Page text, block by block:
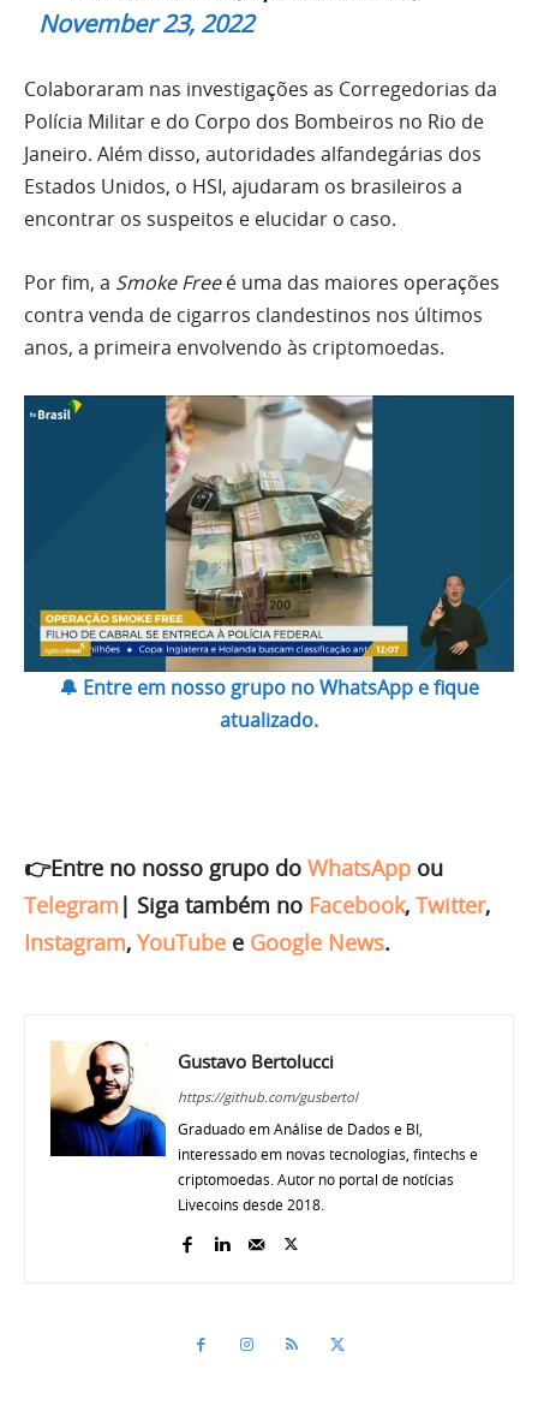
November 23, 2022
Colaboraram nas investigações as Corregedorias da
Polícia Militar e do Corpo dos Bombeiros no Rio de
Janeiro. Além disso, autoridades alfandegárias dos
Estados Unidos, o HSI, ajudaram os brasileiros a
encontrar os suspeitos e elucidar o caso.
Por fim, a Smoke Freeé uma das maiores operações
contra venda de cigarros clandestinos nos últimos
anos, a primeira envolvendo às criptomoedas.
🔔 Entre em nosso grupo no WhatsApp e fique
atualizado.
👉Entre no nosso grupo do WhatsApp ou
Telegram | Siga também no Facebook, Twitter,
Instagram, YouTube e Google News.
Gustavo Bertolucci
https://github.com/gusbertol
Graduado em Análise de Dados e BI,
interessado em novas tecnologias, fintechs e
criptomoedas. Autor no portal de notícias
Livecoins desde 2018.